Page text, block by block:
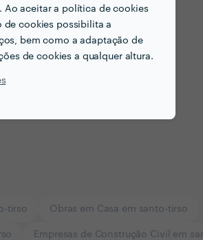
Ao aceitar a política de cookies
de cookies possibilita a
bem como a adaptação de
de cookies a qualquer altura.
tirso Obras em Casa em santo-tirso
Empresas de Construção Civil em